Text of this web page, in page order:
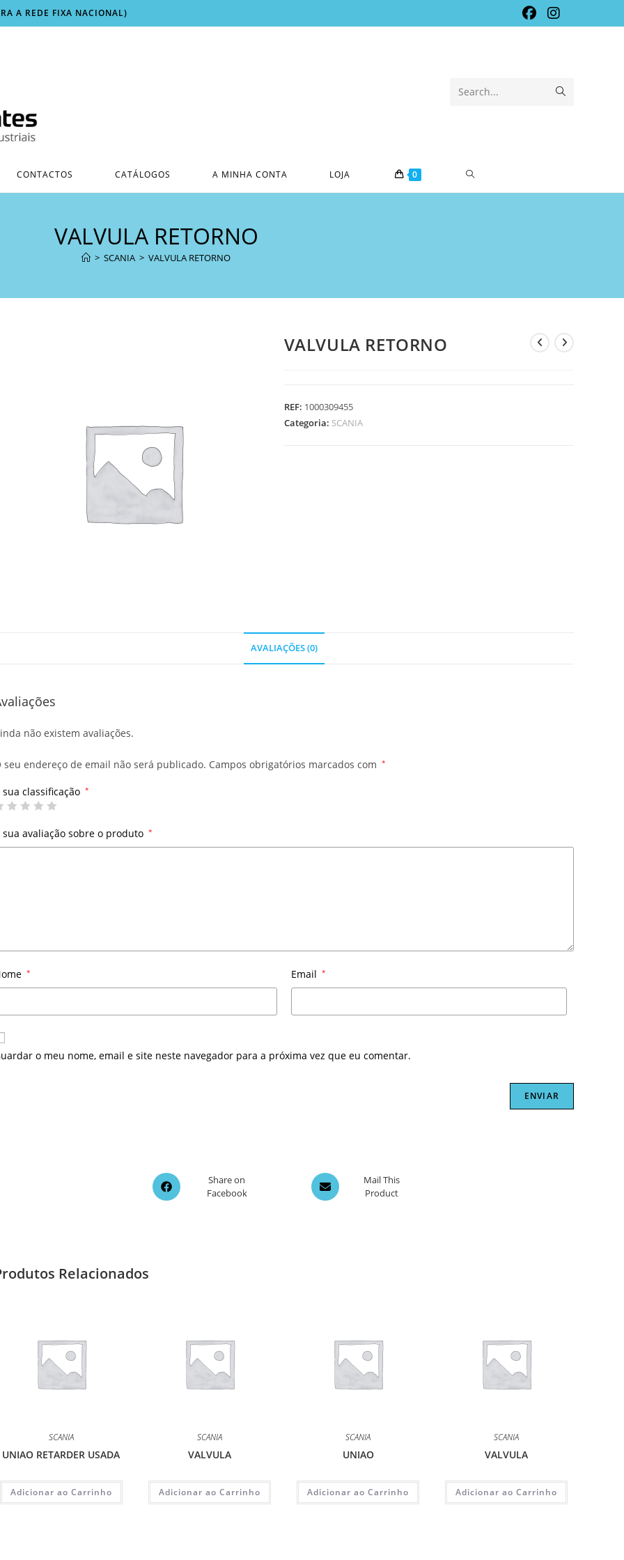
A REDE FIXA NACIONAL)
Search...
CONTACTOS CATÁLOGOS A MINHA CONTA LOJA 0 TOGGLE
VALVULA RETORNO
> SCANIA > VALVULA RETORNO
VALVULA RETORNO
REF: 1000309455
Categoria: SCANIA
AVALIAÇÕES (0)
não existem avaliações.
seu endereço de email não será publicado. Campos obrigatórios marcados com *
sua classificação *
sua avaliação sobre o produto *
* Email *
o meu nome, email e site neste navegador para a próxima vez que eu comentar.
Opens
in
Share on
Facebook
Opens
in
Mail This
Product
Relacionados
SCANIA
UNIAO RETARDER USADA
Adicionar ao Carrinho
SCANIA
VALVULA
Adicionar ao Carrinho
SCANIA
UNIAO
Adicionar ao Carrinho
SCANIA
VALVULA
Adicionar ao Carrinho